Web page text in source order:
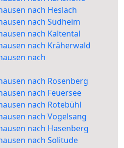
nach Heslach
nach Südheim
nach Kaltental
nach Kräherwald
nach
nach Rosenberg
nach Feuersee
nach Rotebühl
nach Vogelsang
nach Hasenberg
nach Solitude